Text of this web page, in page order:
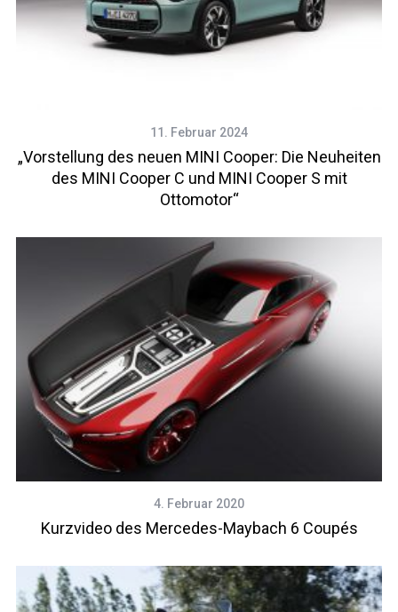
11. Februar 2024
„Vorstellung des neuen MINI Cooper: Die Neuheiten
des MINI Cooper C und MINI Cooper S mit
Ottomotor“
4. Februar 2020
Kurzvideo des Mercedes-Maybach 6 Coupés